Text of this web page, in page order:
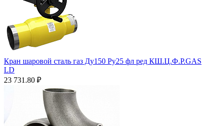
Кран шаровой сталь газ Ду150 Ру25 фл ред КШ.Ц.Ф.Р.GAS
LD
23 731.80 ₽